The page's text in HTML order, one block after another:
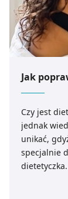
Jak
Czy jest
jednak
unikać,
specjalnie
dietetyczka.